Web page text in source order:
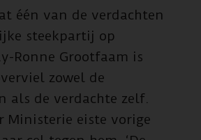
één van de verdachten
steekpartij op
Ronne Grootfaam is
zowel de
als de verdachte zelf.
Ministerie eiste vorige